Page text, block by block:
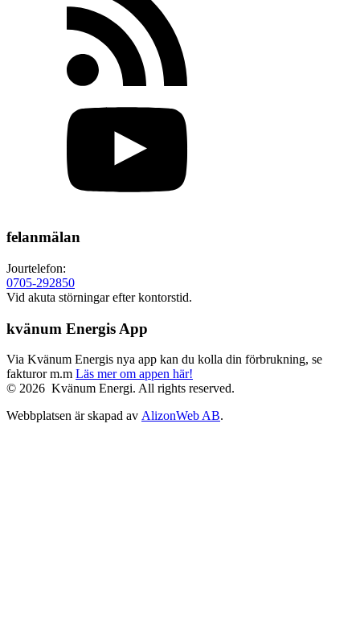
felanmälan
Jourtelefon:
0705-292850
Vid akuta störningar efter kontorstid.
kvänum Energis App
Via Kvänum Energis nya app kan du kolla din förbrukning, se
fakturor m.m Läs mer om appen här!
© 2026 Kvänum Energi. All rights reserved.
Webbplatsen är skapad av AlizonWeb AB.